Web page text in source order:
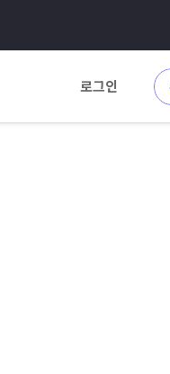
로그인